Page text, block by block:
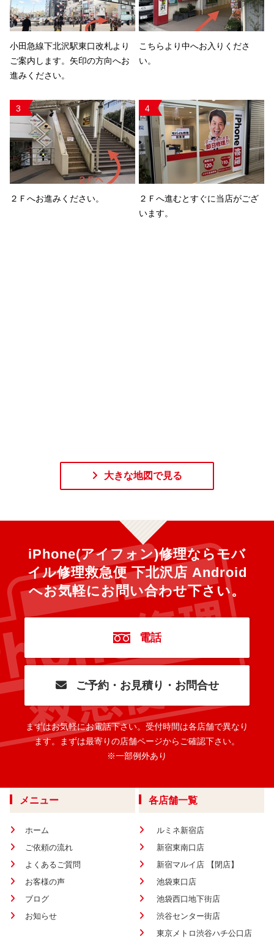
小田急線下北沢駅東口改札より
ご案内します。矢印の方向へお
進みください。
こちらより中へお入りくださ
い。
3
２Ｆへお進みください。
4
２Ｆへ進むとすぐに当店がござ
います。
大きな地図で見る
iPhone(アイフォン)修理ならモバ
イル修理救急便 下北沢店 Android
へお気軽にお問い合わせ下さい。
電話
ご予約・お見積り・お問合せ
まずはお気軽にお電話下さい。 受付時間は各店舗で異なり
ます。
まずは最寄りの店舗ページからご確認下さい。
※一部例外あり
メニュー
ホーム
ご依頼の流れ
よくあるご質問
お客様の声
ブログ
お知らせ
各店舗一覧
ルミネ新宿店
新宿東南口店
新宿マルイ店 【閉店】
池袋東口店
池袋西口地下街店
渋谷センター街店
東京メトロ渋谷ハチ公口店